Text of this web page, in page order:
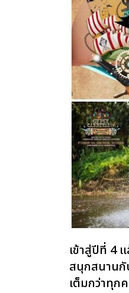
เข้าสู่ปีที่ 4
สนุกสนานกั
เต็มกว่าทุก